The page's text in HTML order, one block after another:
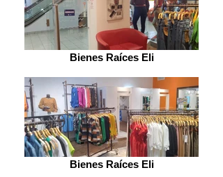
Bienes Raíces Eli
Bienes Raíces Eli